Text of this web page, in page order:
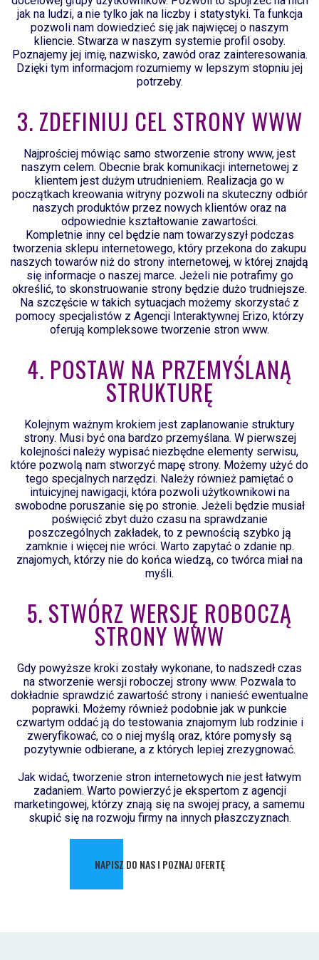
jak na ludzi, a nie tylko jak na liczby i statystyki. Ta funkcja
pozwoli nam dowiedzieć się jak najwięcej o naszym
kliencie. Stwarza w naszym systemie profil osoby.
Poznajemy jej imię, nazwisko, zawód oraz zainteresowania.
Dzięki tym informacjom rozumiemy w lepszym stopniu jej
potrzeby.
3. ZDEFINIUJ CEL STRONY WWW
Najprościej mówiąc samo stworzenie strony www, jest
naszym celem. Obecnie brak komunikacji internetowej z
klientem jest dużym utrudnieniem. Realizacja go w
początkach kreowania witryny pozwoli na skuteczny odbiór
naszych produktów przez nowych klientów oraz na
odpowiednie kształtowanie zawartości.
Kompletnie inny cel będzie nam towarzyszył podczas
tworzenia sklepu internetowego, który przekona do zakupu
naszych towarów niż do strony internetowej, w której znajdą
się informacje o naszej marce. Jeżeli nie potrafimy go
określić, to skonstruowanie strony będzie dużo trudniejsze.
Na szczęście w takich sytuacjach możemy skorzystać z
pomocy specjalistów z Agencji Interaktywnej Erizo, którzy
oferują kompleksowe tworzenie stron www.
4. POSTAW NA PRZEMYŚLANĄ
STRUKTURĘ
Kolejnym ważnym krokiem jest zaplanowanie struktury
strony. Musi być ona bardzo przemyślana. W pierwszej
kolejności należy wypisać niezbędne elementy serwisu,
które pozwolą nam stworzyć mapę strony. Możemy użyć do
tego specjalnych narzędzi. Należy również pamiętać o
intuicyjnej nawigacji, która pozwoli użytkownikowi na
swobodne poruszanie się po stronie. Jeżeli będzie musiał
poświęcić zbyt dużo czasu na sprawdzanie
poszczególnych zakładek, to z pewnością szybko ją
zamknie i więcej nie wróci. Warto zapytać o zdanie np.
znajomych, którzy nie do końca wiedzą, co twórca miał na
myśli.
5. STWÓRZ WERSJĘ ROBOCZĄ
STRONY WWW
Gdy powyższe kroki zostały wykonane, to nadszedł czas
na stworzenie wersji roboczej strony www. Pozwala to
dokładnie sprawdzić zawartość strony i nanieść ewentualne
poprawki. Możemy również podobnie jak w punkcie
czwartym oddać ją do testowania znajomym lub rodzinie i
zweryfikować, co o niej myślą oraz, które pomysły są
pozytywnie odbierane, a z których lepiej zrezygnować.
Jak widać, tworzenie stron internetowych nie jest łatwym
zadaniem. Warto powierzyć je ekspertom z agencji
marketingowej, którzy znają się na swojej pracy, a samemu
skupić się na rozwoju firmy na innych płaszczyznach.
NAPISZ DO NAS I POZNAJ OFERTĘ